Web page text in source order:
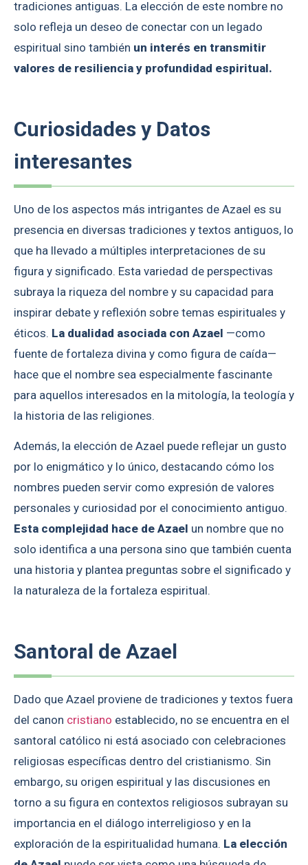
tradiciones antiguas. La elección de este nombre no
solo refleja un deseo de conectar con un legado
espiritual sino también un interés en transmitir
valores de resiliencia y profundidad espiritual.
Curiosidades y Datos
interesantes
Uno de los aspectos más intrigantes de Azael es su
presencia en diversas tradiciones y textos antiguos, lo
que ha llevado a múltiples interpretaciones de su
figura y significado. Esta variedad de perspectivas
subraya la riqueza del nombre y su capacidad para
inspirar debate y reflexión sobre temas espirituales y
éticos. La dualidad asociada con Azael —como
fuente de fortaleza divina y como figura de caída—
hace que el nombre sea especialmente fascinante
para aquellos interesados en la mitología, la teología y
la historia de las religiones.
Además, la elección de Azael puede reflejar un gusto
por lo enigmático y lo único, destacando cómo los
nombres pueden servir como expresión de valores
personales y curiosidad por el conocimiento antiguo.
Esta complejidad hace de Azael un nombre que no
solo identifica a una persona sino que también cuenta
una historia y plantea preguntas sobre el significado y
la naturaleza de la fortaleza espiritual.
Santoral de Azael
Dado que Azael proviene de tradiciones y textos fuera
del canon cristiano establecido, no se encuentra en el
santoral católico ni está asociado con celebraciones
religiosas específicas dentro del cristianismo. Sin
embargo, su origen espiritual y las discusiones en
torno a su figura en contextos religiosos subrayan su
importancia en el diálogo interreligioso y en la
exploración de la espiritualidad humana. La elección